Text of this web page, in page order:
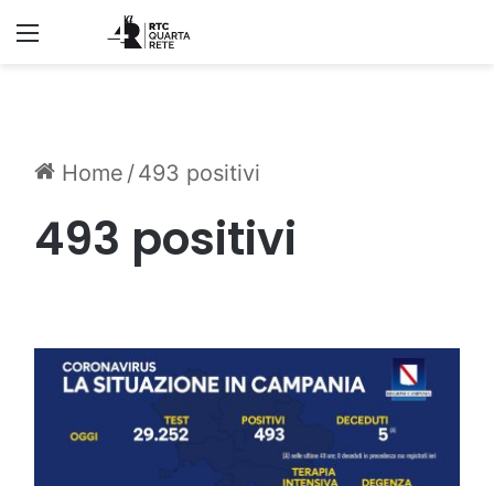
Home /493 positivi
493 positivi